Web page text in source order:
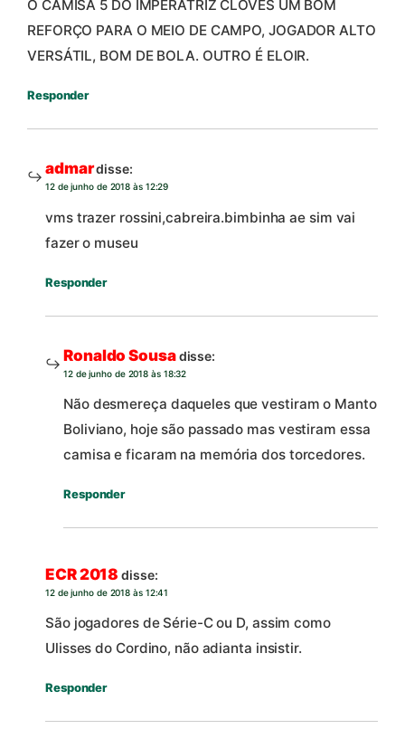
O CAMISA 5 DO IMPERATRIZ CLOVES UM BOM
REFORÇO PARA O MEIO DE CAMPO, JOGADOR ALTO
VERSÁTIL, BOM DE BOLA. OUTRO É ELOIR.
Responder
admardisse:
12 de junho de 2018 às 12:29
vms trazer rossini,cabreira.bimbinha ae sim vai
fazer o museu
Responder
Ronaldo Sousadisse:
12 de junho de 2018 às 18:32
Não desmereça daqueles que vestiram o Manto
Boliviano, hoje são passado mas vestiram essa
camisa e ficaram na memória dos torcedores.
Responder
ECR 2018 disse:
12 de junho de 2018 às 12:41
São jogadores de Série-C ou D, assim como
Ulisses do Cordino, não adianta insistir.
Responder